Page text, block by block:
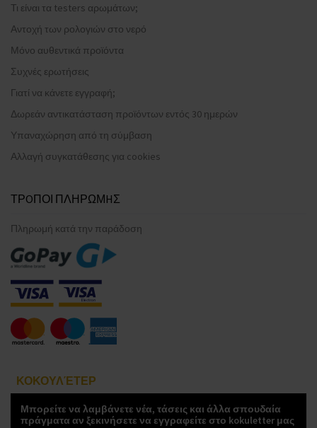
Τι είναι τα testers αρωμάτων;
Αντοχή των ρολογιών στο νερό
Μόνο αυθεντικά προϊόντα
Συχνές ερωτήσεις
Γιατί να κάνετε εγγραφή;
Δωρεάν αντικατάσταση προϊόντων εντός 30 ημερών
Υπαναχώρηση από τη σύμβαση
Αλλαγή συγκατάθεσης για cookies
ΤΡOΠΟΙ ΠΛΗΡΩΜHΣ
Πληρωμή κατά την παράδοση
ΚΟΚΟΥΛΈΤΕΡ
Μπορείτε να λαμβάνετε νέα, τάσεις και άλλα σπουδαία
πράγματα αν ξεκινήσετε να εγγραφείτε στο kokuletter μας